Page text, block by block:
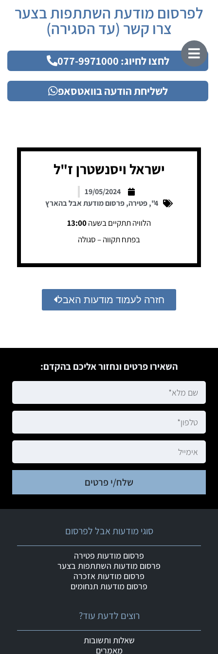
לפרסום מודעת השתתפות בצער
צרו קשר (עד הסגירה)
לחצו לחיוג: 077-9971000
לשליחת הודעה בוואטסאפ
ישראל ויסנשטרן ז"ל
19/05/2024
4"
,פטירה,פרסום מודעת אבל בהארץ
הלוויה תתקיים בשעה13:00
בפתח תקווה – סגולה
חזרה לעמוד מודעות האבל
השאירו פרטים ונחזור אליכם בהקדם:
שלח/י פרטים
רוצים לדעת עוד?
שאלות ותשובות
מאמרים
סוגי מודעות אבל לפרסום
פרסום מודעות פטירה
פרסום מודעות השתתפות בצער
פרסום מודעות אזכרה
פרסום מודעות תנחומים